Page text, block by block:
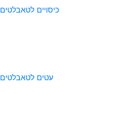
כיסויים לטאבלטים
עטים לטאבלטים